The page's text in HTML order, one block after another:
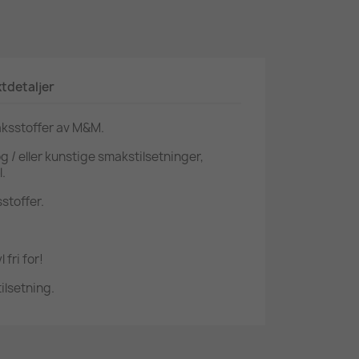
av M&M.
/ eller kunstige smakstilsetninger,
fri for!